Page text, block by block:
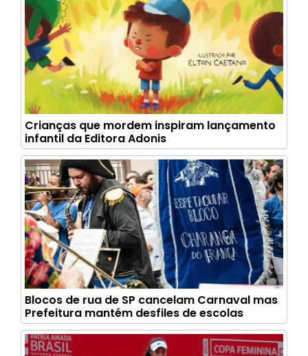
Crianças que mordem inspiram lançamento
infantil da Editora Adonis
Blocos de rua de SP cancelam Carnaval mas
Prefeitura mantém desfiles de escolas